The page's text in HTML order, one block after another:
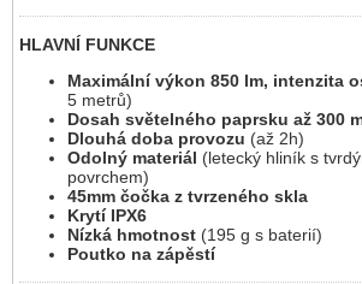
HLAVNÍ FUNKCE
Maximální výkon 850 lm, intenzita
5 metrů)
Dosah světelného paprsku až 300
Dlouhá doba provozu (až 2h)
Odolný materiál (letecký hliník s
povrchem)
45mm čočka z tvrzeného skla
Krytí IPX6
Nízká hmotnost (195 g s baterií)
Poutko na zápěstí